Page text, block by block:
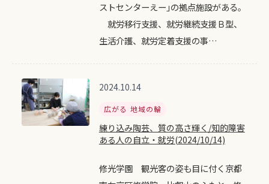
ストセンターえー｣の拠点施設がある。
就労移行支援、就労継続支援Ｂ型、
生活介護、就労定着支援の事…
2024.10.14
広がる 地域の輪
練り込み陶芸、質の高さ輝く/知的障害
ある人の自立・就労(2024/10/14)
修光学園 観光客の姿も目に付く京都